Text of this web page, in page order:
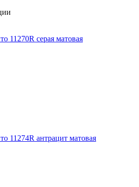
11270R серая матовая
11274R антрацит матовая